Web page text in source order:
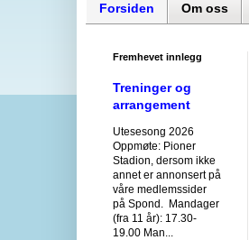
Forsiden Om oss
Fremhevet innlegg
Treninger og
arrangement
Utesesong 2026
Oppmøte: Pioner
Stadion, dersom ikke
annet er annonsert på
våre medlemssider
på Spond. Mandager
(fra 11 år): 17.30-
19.00 Man...